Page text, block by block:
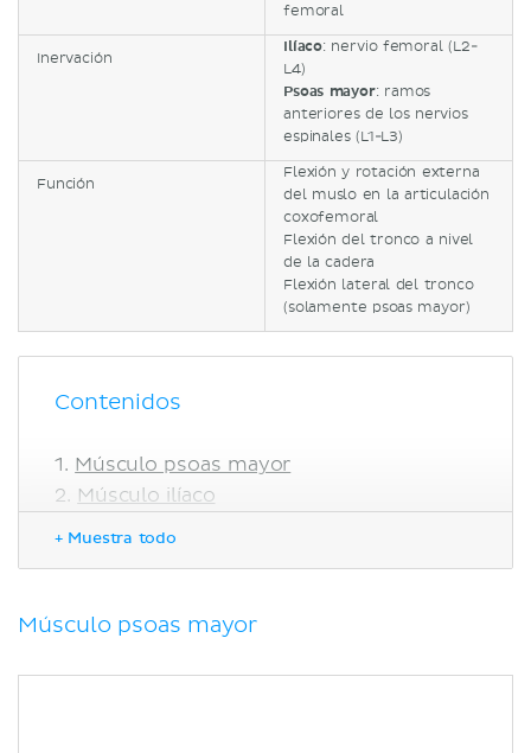
femoral
Inervación
Ilíaco: nervio femoral (L2-
L4)
Psoas mayor: ramos
anteriores de los nervios
espinales (L1-L3)
Función
Flexión y rotación externa
del muslo en la articulación
coxofemoral
Flexión del tronco a nivel
de la cadera
Flexión lateral del tronco
(solamente psoas mayor)
Contenidos
Músculo psoas mayor
Músculo ilíaco
+ Muestra todo
Músculo psoas mayor